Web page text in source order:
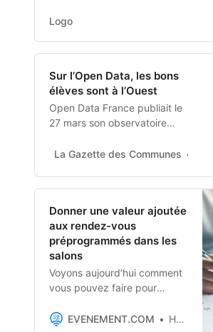
terrains de camping
Logo
Sur l’Open Data, les bons
élèves sont à l’Ouest
Open Data France publiait le
27 mars son observatoire
données par les collectivités.
La Gazette des Communes
Donner une valeur ajoutée
aux rendez-vous
préprogrammés dans les
salons
Voyons aujourd’hui comment
vous pouvez faire pour
vos rendez-vous
EVENEMENT.COM Hanitra